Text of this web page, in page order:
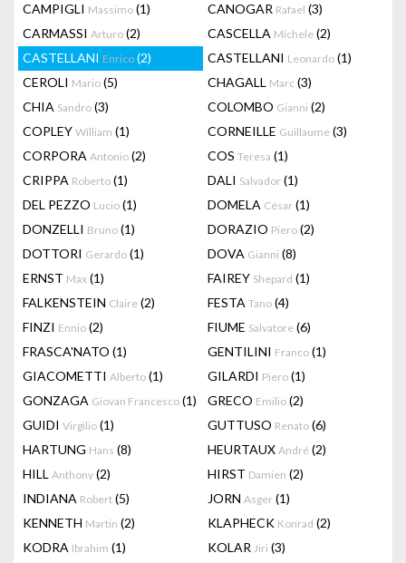
CAMPIGLI Massimo (1) CANOGAR Rafael (3)
CARMASSI Arturo (2) CASCELLA Michele (2)
CASTELLANI Enrico (2) CASTELLANI Leonardo (1)
CEROLI Mario (5) CHAGALL Marc (3)
CHIA Sandro (3) COLOMBO Gianni (2)
COPLEY William (1) CORNEILLE Guillaume (3)
CORPORA Antonio (2) COS Teresa (1)
CRIPPA Roberto (1) DALI Salvador (1)
DEL PEZZO Lucio (1) DOMELA César (1)
DONZELLI Bruno (1) DORAZIO Piero (2)
DOTTORI Gerardo (1) DOVA Gianni (8)
ERNST Max (1) FAIREY Shepard (1)
FALKENSTEIN Claire (2) FESTA Tano (4)
FINZI Ennio (2) FIUME Salvatore (6)
FRASCA'NATO (1) GENTILINI Franco (1)
GIACOMETTI Alberto (1) GILARDI Piero (1)
GONZAGA Giovan Francesco (1) GRECO Emilio (2)
GUIDI Virgilio (1) GUTTUSO Renato (6)
HARTUNG Hans (8) HEURTAUX André (2)
HILL Anthony (2) HIRST Damien (2)
INDIANA Robert (5) JORN Asger (1)
KENNETH Martin (2) KLAPHECK Konrad (2)
KODRA Ibrahim (1) KOLAR Jiri (3)